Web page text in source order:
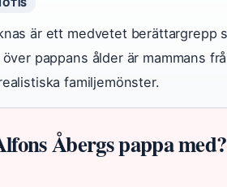
är ett medvetet berättargrepp
pappans ålder är mammans
familjemönster.
Åbergs pappa med?